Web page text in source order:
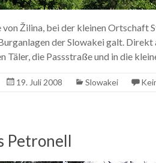
von Žilina, bei der kleinen Ortschaft
der Slowakei galt.
Täler, die Passstraße und in die
19. Juli 2008 Slowakei
Petronell